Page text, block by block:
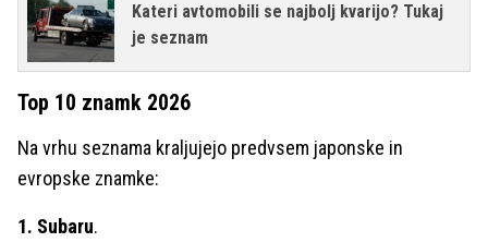
Kateri avtomobili se najbolj kvarijo? Tukaj
je seznam
Top 10 znamk 2026
Na vrhu seznama kraljujejo predvsem japonske in
evropske znamke:
1. Subaru.